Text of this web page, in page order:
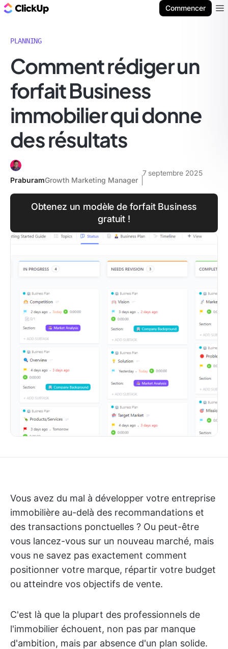
Commencer
PLANNING
Comment rédiger un
forfait Business
immobilier qui donne
des résultats
PraburamGrowth Marketing Manager
7 septembre 2025
Obtenez un modèle de forfait Business
gratuit !
Vous avez du mal à développer votre entreprise
immobilière au-delà des recommandations et
des transactions ponctuelles ? Ou peut-être
vous lancez-vous sur un nouveau marché, mais
vous ne savez pas exactement comment
positionner votre marque, répartir votre budget
ou atteindre vos objectifs de vente.
C'est là que la plupart des professionnels de
l'immobilier échouent, non pas par manque
d'ambition, mais par absence d'un plan solide.